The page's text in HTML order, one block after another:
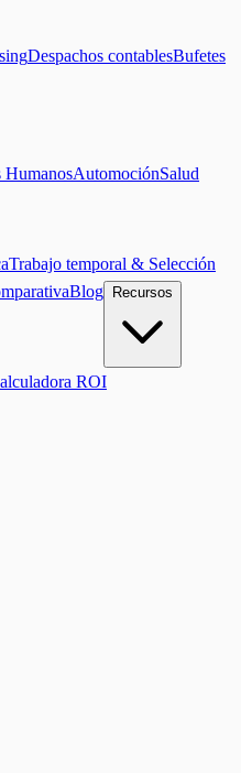
Despachos contablesBufetes
HumanosAutomociónSalud
Trabajo temporal & Selección
Blog Recursos
ROI